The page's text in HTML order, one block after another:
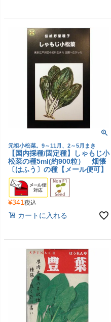
元祖小松菜。9～11月、2～5月まき
【国内採種/固定種】しゃもじ小
松菜の種5ml(約900粒） 畑懐
〔はふう〕の種【メール便可】
¥341 税込
カートに入れる